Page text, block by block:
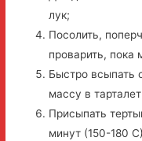
лук;
Посолить,
проварить, пока
Быстро всыпать
массу в
Присыпать
минут (150-180